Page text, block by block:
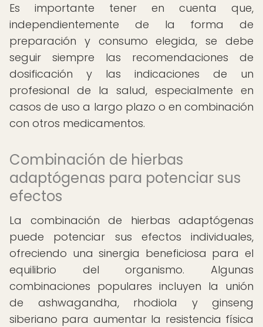
Es importante tener en cuenta que,
independientemente de la forma de
preparación y consumo elegida, se debe
seguir siempre las recomendaciones de
dosificación y las indicaciones de un
profesional de la salud, especialmente en
casos de uso a largo plazo o en combinación
con otros medicamentos.
Combinación de hierbas
adaptógenas para potenciar sus
efectos
La combinación de hierbas adaptógenas
puede potenciar sus efectos individuales,
ofreciendo una sinergia beneficiosa para el
equilibrio del organismo. Algunas
combinaciones populares incluyen la unión
de ashwagandha, rhodiola y ginseng
siberiano para aumentar la resistencia física